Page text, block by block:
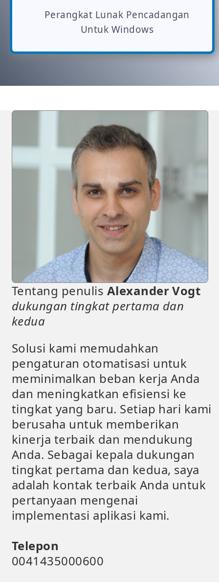
Perangkat Lunak Pencadangan
Untuk Windows
Tentang penulis Alexander Vogt
dukungan tingkat pertama dan
kedua
Solusi kami memudahkan
pengaturan otomatisasi untuk
meminimalkan beban kerja Anda
dan meningkatkan efisiensi ke
tingkat yang baru. Setiap hari kami
berusaha untuk memberikan
kinerja terbaik dan mendukung
Anda. Sebagai kepala dukungan
tingkat pertama dan kedua, saya
adalah kontak terbaik Anda untuk
pertanyaan mengenai
implementasi aplikasi kami.
Telepon
0041435000600